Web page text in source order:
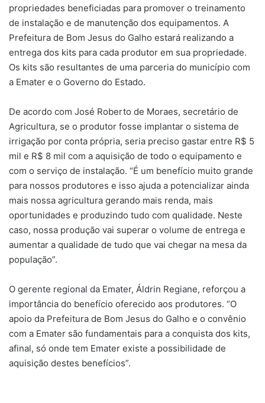
propriedades beneficiadas para promover o treinamento
de instalação e de manutenção dos equipamentos. A
Prefeitura de Bom Jesus do Galho estará realizando a
entrega dos kits para cada produtor em sua propriedade.
Os kits são resultantes de uma parceria do município com
a Emater e o Governo do Estado.
De acordo com José Roberto de Moraes, secretário de
Agricultura, se o produtor fosse implantar o sistema de
irrigação por conta própria, seria preciso gastar entre R$ 5
mil e R$ 8 mil com a aquisição de todo o equipamento e
com o serviço de instalação. “É um benefício muito grande
para nossos produtores e isso ajuda a potencializar ainda
mais nossa agricultura gerando mais renda, mais
oportunidades e produzindo tudo com qualidade. Neste
caso, nossa produção vai superar o volume de entrega e
aumentar a qualidade de tudo que vai chegar na mesa da
população”.
O gerente regional da Emater, Áldrin Regiane, reforçou a
importância do benefício oferecido aos produtores. “O
apoio da Prefeitura de Bom Jesus do Galho e o convênio
com a Emater são fundamentais para a conquista dos kits,
afinal, só onde tem Emater existe a possibilidade de
aquisição destes benefícios”.